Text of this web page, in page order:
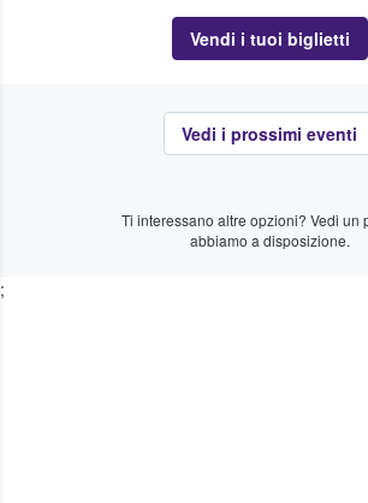
Vendi i tuoi biglietti
Vedi i prossimi eventi
Ti interessano altre opzioni? Vedi un
abbiamo a disposizione.
;